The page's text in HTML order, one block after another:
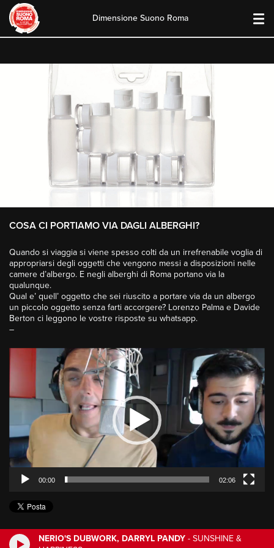
NERIO'S DUBWORK, DARRYL PANDY - SUNSHINE &
content
Dimensione Suono Roma
COSA CI PORTIAMO VIA DAGLI ALBERGHI?
Quando si viaggia si viene spesso colti da un irrefrenabile voglia di
appropriarsi degli oggetti che vengono messi a disposizioni nelle
camere d’albergo. E negli alberghi di Roma portano via la
qualunque.
Qual e’ quell’ oggetto che sei riuscito a portare via da un albergo
un piccolo oggetto senza farti accorgere? Lorenzo Palma e Davide
Berton ci leggono le vostre risposte su whatsapp.
–
00:00 02:06